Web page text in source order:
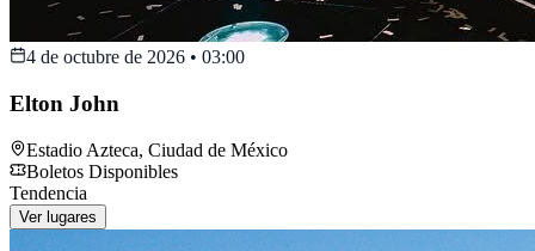
4 de octubre de 2026 • 03:00
Elton John
Estadio Azteca, Ciudad de México
Boletos Disponibles
Tendencia
Ver lugares